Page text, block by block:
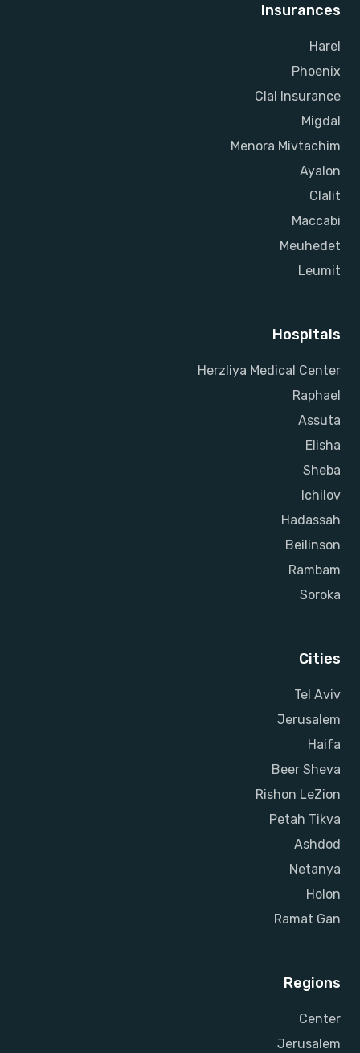
Insurances
Harel
Phoenix
Clal Insurance
Migdal
Menora Mivtachim
Ayalon
Clalit
Maccabi
Meuhedet
Leumit
Hospitals
Herzliya Medical Center
Raphael
Assuta
Elisha
Sheba
Ichilov
Hadassah
Beilinson
Rambam
Soroka
Cities
Tel Aviv
Jerusalem
Haifa
Beer Sheva
Rishon LeZion
Petah Tikva
Ashdod
Netanya
Holon
Ramat Gan
Regions
Center
Jerusalem